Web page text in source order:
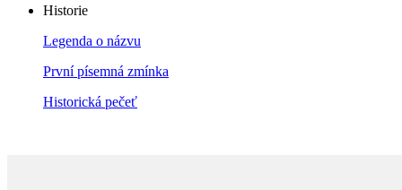
Historie
Legenda o názvu
První písemná zmínka
Historická pečeť